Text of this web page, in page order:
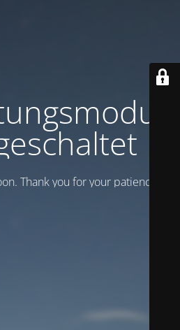
Thank you for your patience!